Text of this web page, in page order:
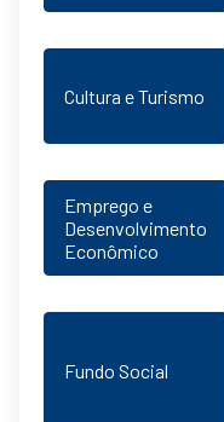
Cultura e Turismo
Emprego e
Desenvolvimento
Econômico
Fundo Social